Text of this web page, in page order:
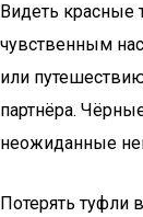
Видеть красные
чувственным
или
партнёра.
неожиданные
Потерять туфли